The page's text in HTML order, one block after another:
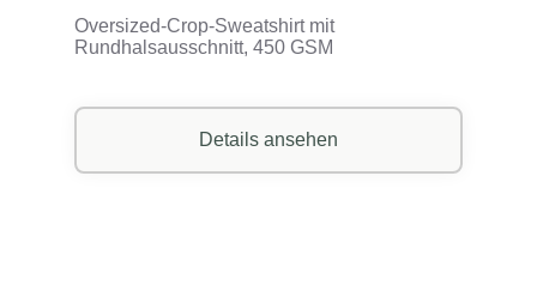
Oversized-Crop-Sweatshirt mit
Rundhalsausschnitt, 450 GSM
Details ansehen